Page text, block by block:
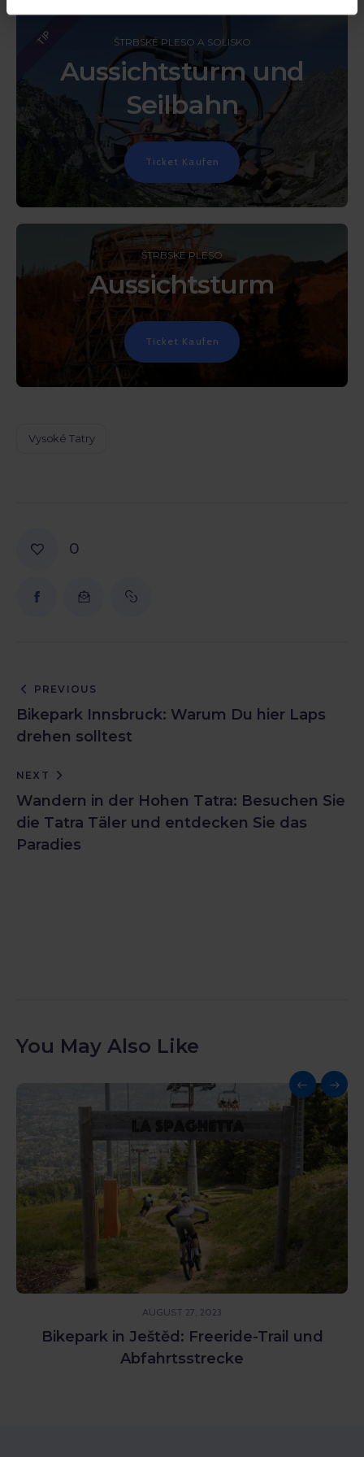
TIP ŠTRBSKÉ PLESO A SOLISKO
Aussichtsturm und
Seilbahn
Ticket Kaufen
ŠTRBSKÉ PLESO
Aussichtsturm
Ticket Kaufen
Vysoké Tatry
0
PREVIOUS
Bikepark Innsbruck: Warum Du hier Laps
drehen solltest
NEXT
Wandern in der Hohen Tatra: Besuchen Sie
die Tatra Täler und entdecken Sie das
Paradies
You May Also Like
AUGUST 27, 2023
Bikepark in Ještěd: Freeride-Trail und
Abfahrtsstrecke